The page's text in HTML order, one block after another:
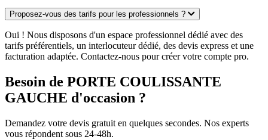
Proposez-vous des tarifs pour les professionnels ?
Oui ! Nous disposons d'un espace professionnel dédié avec des
tarifs préférentiels, un interlocuteur dédié, des devis express et une
facturation adaptée. Contactez-nous pour créer votre compte pro.
Besoin de PORTE COULISSANTE
GAUCHE d'occasion ?
Demandez votre devis gratuit en quelques secondes. Nos experts
vous répondent sous 24-48h.